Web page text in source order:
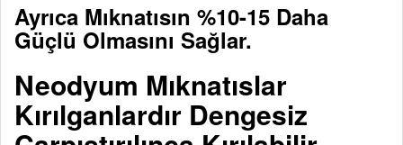
Ayrıca Mıknatısın %10-15 Daha
Güçlü Olmasını Sağlar.
Neodyum Mıknatıslar
Kırılganlardır Dengesiz